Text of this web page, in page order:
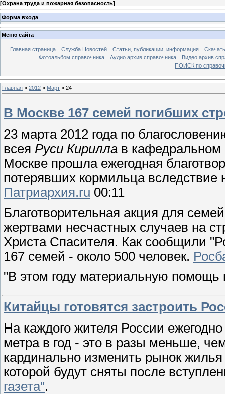
[Охрана труда и пожарная безопасность]
Форма входа
Меню сайта
Главная страница Служба Новостей Статьи, публикации, информация
Фотоальбом справочника
Аудио архив справочника
Видео архив
ПОИСК по
Главная » 2012 » Март » 24
В Москве 167 семей погибших
23 марта 2012 года по
всея Руси Кирилла в кафедральном
Москве прошла ежегодная
потерявших кормильца вследствие
Патриархия.ru 00:11
Благотворительная акция для
жертвами несчастных случаев на
Христа Спасителя. Как сообщили
167 семей - около 500 человек.
"В этом году материальную помощь
Китайцы готовятся застроить
На каждого жителя России
метра в год - это в разы меньше,
кардинально изменить рынок
которой будут сняты после
газета".